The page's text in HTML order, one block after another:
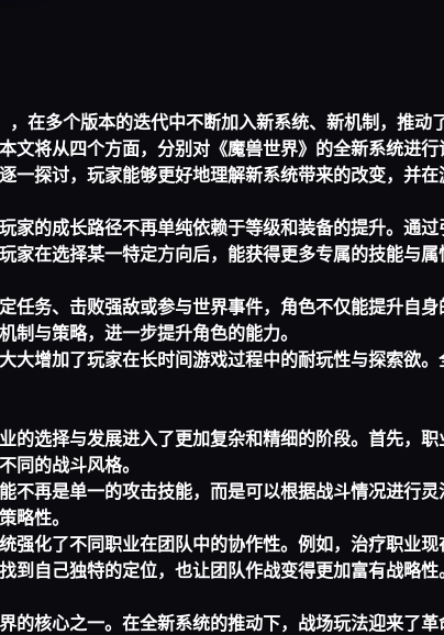
在多个版本的迭代中不断加入新系统、新机制，推
文将从四个方面，分别对《魔兽世界》的全新系统进
一探讨，玩家能够更好地理解新系统带来的改变，并
家的成长路径不再单纯依赖于等级和装备的提升。通
在选择某一特定方向后，能获得更多专属的技能与属
任务、击败强敌或参与世界事件，角色不仅能提升自
制与策略，进一步提升角色的能力。
大增加了玩家在长时间游戏过程中的耐玩性与探索欲
的选择与发展进入了更加复杂和精细的阶段。首先，
同的战斗风格。
不再是单一的攻击技能，而是可以根据战斗情况进行
略性。
化了不同职业在团队中的协作性。例如，治疗职业
自己独特的定位，也让团队作战变得更加富有战略性
的核心之一。在全新系统的推动下，战场玩法迎来了